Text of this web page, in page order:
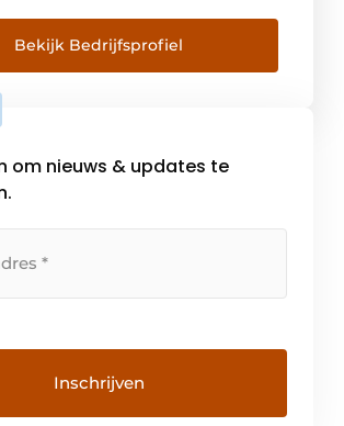
& raffinaderij, … Om in elk
in elke situatie de best mogelijke
kunnen aanbieden, versterken
aanbod aan producten met een
[…]
Bekijk Bedrijfsprofiel
om nieuws & updates te